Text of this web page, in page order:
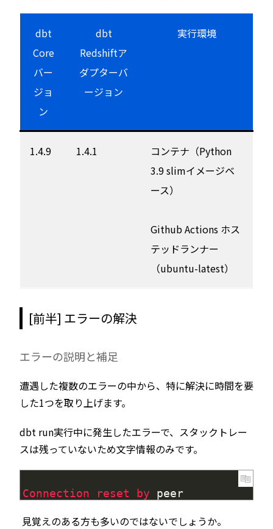
dbt
Core
バー
ジョ
ン
dbt
Redshiftア
ダプターバ
ージョン
実行環境
1.4.9 1.4.1
コンテナ（Python
3.9 slimイメージベ
ース）
Github Actions ホス
テッドランナー
（ubuntu-latest）
[前半] エラーの解決
エラーの説明と補足
遭遇した複数のエラーの中から、特に解決に時間を要
した1つを取り上げます。
dbt run実行中に発生したエラーで、スタックトレー
スは残っていないため文字情報のみです。
Connection reset by peer
見覚えのある方も多いのではないでしょうか。